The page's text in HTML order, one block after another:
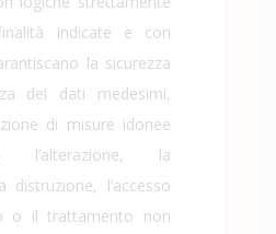
indicate e con
la sicurezza
dei dati medesimi,
di misure idonee
l’alterazione, la
distruzione, l’accesso
o il trattamento non